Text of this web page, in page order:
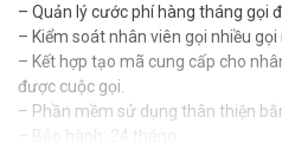
– Quản lý cước phí hàng tháng gọi
– Kiểm soát nhân viên gọi nhiều gọi
– Kết hợp tạo mã cung cấp cho
được cuộc gọi.
– Phần mềm sử dụng thân thiện
– Bảo hành: 24 tháng.